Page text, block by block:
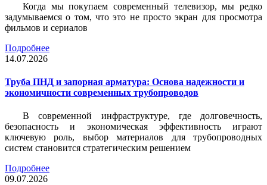
Когда мы покупаем современный телевизор, мы редко
задумываемся о том, что это не просто экран для просмотра
фильмов и сериалов
Подробнее
14.07.2026
Труба ПНД и запорная арматура: Основа надежности и
экономичности современных трубопроводов
В современной инфраструктуре, где долговечность,
безопасность и экономическая эффективность играют
ключевую роль, выбор материалов для трубопроводных
систем становится стратегическим решением
Подробнее
09.07.2026